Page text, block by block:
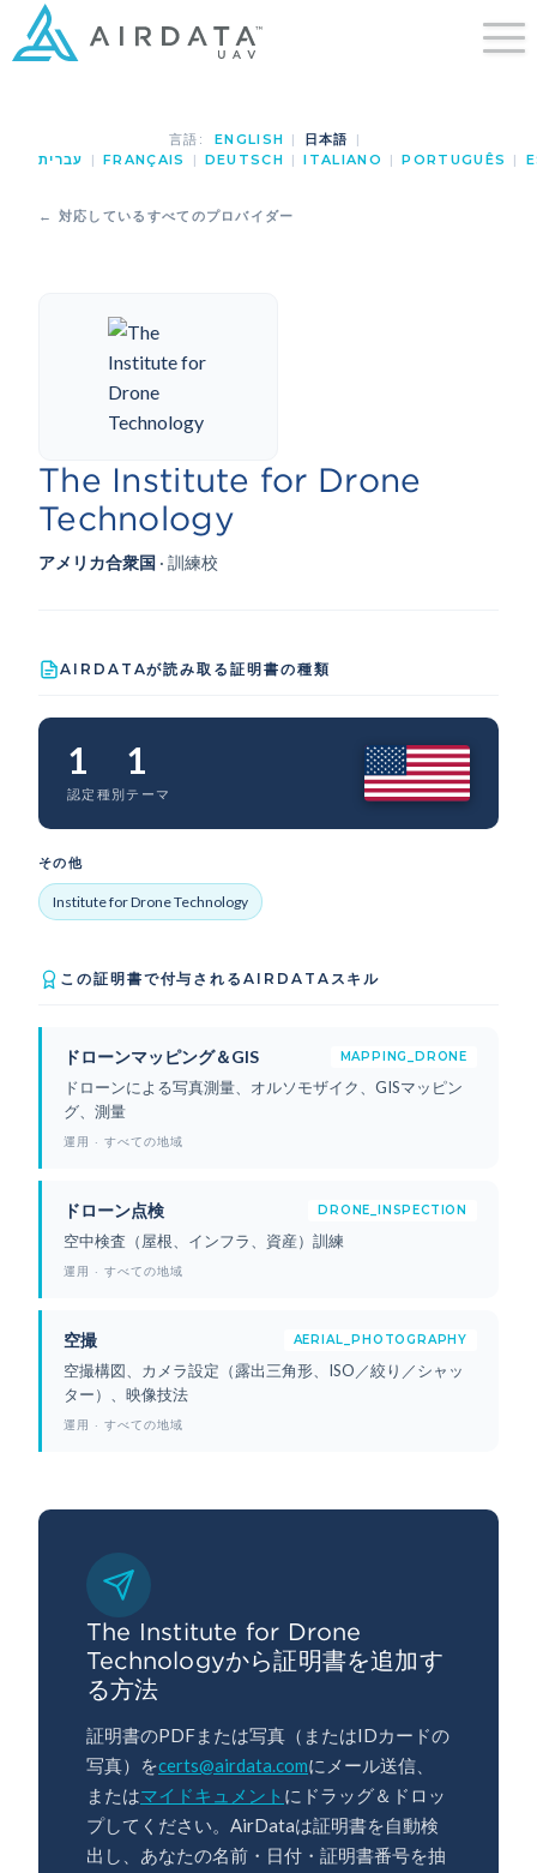
言語: ENGLISH | 日本語
|
עברית
| FRANÇAIS | DEUTSCH | ITALIANO | PORTUGUÊS |
← 対応しているすべてのプロバイダー
The Institute for Drone
Technology
アメリカ合衆国 · 訓練校
AIRDATAが読み取る証明書の種類
1
認定種別
1
テーマ
その他
Institute for Drone Technology
この証明書で付与されるAIRDATAスキル
ドローンマッピング＆GIS MAPPING_DRONE
ドローンによる写真測量、オルソモザイク、GISマッピン
グ、測量
運用 · すべての地域
ドローン点検 DRONE_INSPECTION
空中検査（屋根、インフラ、資産）訓練
運用 · すべての地域
空撮 AERIAL_PHOTOGRAPHY
空撮構図、カメラ設定（露出三角形、ISO／絞り／シャッ
ター）、映像技法
運用 · すべての地域
The Institute for Drone
Technologyから証明書を追加す
る方法
証明書のPDFまたは写真（またはIDカードの
写真）をcerts@airdata.comにメール送信、
またはマイドキュメント にドラッグ＆ドロッ
プしてください。AirDataは証明書を自動検
出し、あなたの名前・日付・証明書番号を抽